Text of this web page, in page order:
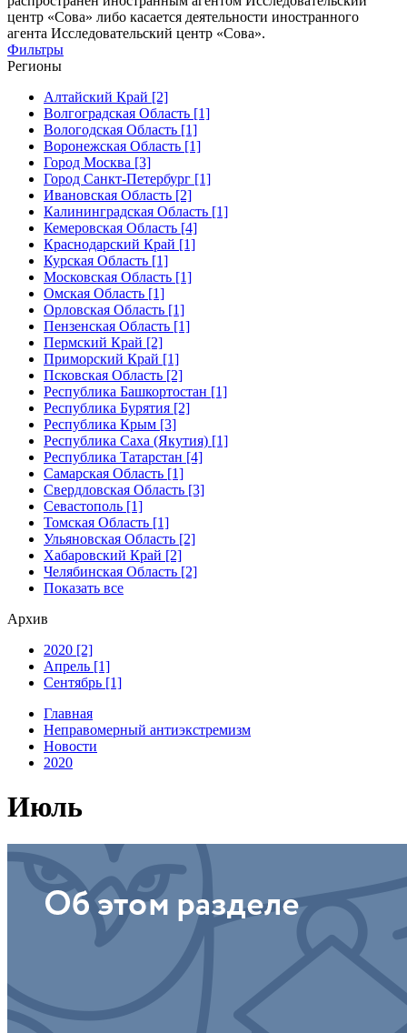
центр «Сова» либо касается деятельности иностранного
агента Исследовательский центр «Сова».
Фильтры
Регионы
Алтайский Край [2]
Волгоградская Область [1]
Вологодская Область [1]
Воронежская Область [1]
Город Москва [3]
Город Санкт-Петербург [1]
Ивановская Область [2]
Калининградская Область [1]
Кемеровская Область [4]
Краснодарский Край [1]
Курская Область [1]
Московская Область [1]
Омская Область [1]
Орловская Область [1]
Пензенская Область [1]
Пермский Край [2]
Приморский Край [1]
Псковская Область [2]
Республика Башкортостан [1]
Республика Бурятия [2]
Республика Крым [3]
Республика Саха (Якутия) [1]
Республика Татарстан [4]
Самарская Область [1]
Свердловская Область [3]
Севастополь [1]
Томская Область [1]
Ульяновская Область [2]
Хабаровский Край [2]
Челябинская Область [2]
Показать все
Архив
2020 [2]
Апрель [1]
Сентябрь [1]
Главная
Неправомерный антиэкстремизм
Новости
2020
Июль